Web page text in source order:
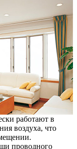
работают в
воздуха, что
проводного